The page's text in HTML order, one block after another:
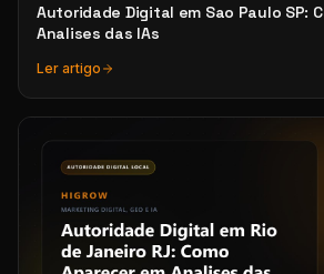
Autoridade Digital em Sao Paulo SP:
Analises das IAs
Ler artigo